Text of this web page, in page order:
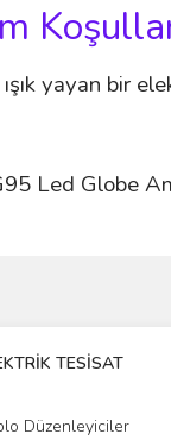
yayan bir
Led Globe
TESİSAT
Düzenleyiciler